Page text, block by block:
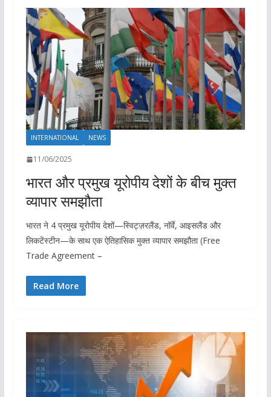
INTERNATIONAL NEWS
11/06/2025
भारत और प्रमुख यूरोपीय देशों के बीच मुक्त
व्यापार समझौता
भारत ने 4 प्रमुख यूरोपीय देशों—स्विट्ज़रलैंड, नॉर्वे, आइसलैंड और
लिकटेंस्टीन—के साथ एक ऐतिहासिक मुक्त व्यापार समझौता (Free
Trade Agreement –
Read More